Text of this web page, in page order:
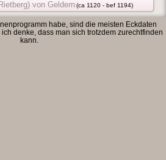
von Geldern(ca 1120 - bef 1194)
habe, sind die meisten Eckdaten
denke, dass man sich trotzdem zurechtfinden
kann.